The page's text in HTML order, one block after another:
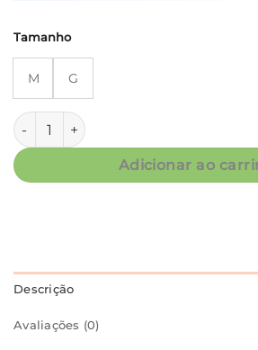
Tamanho
M G
Robe Curto Unissex em Algodão
Adicionar ao
Descrição
Avaliações (0)